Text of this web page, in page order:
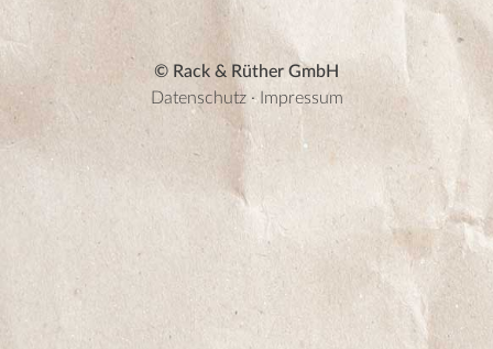
© Rack & Rüther GmbH
Datenschutz· Impressum